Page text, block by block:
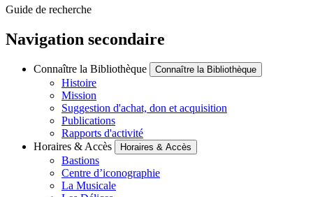
Guide de recherche
Navigation secondaire
Connaître la Bibliothèque Connaître la Bibliothèque
Histoire
Mission
Suggestion d'achat, don et acquisition
Publications
Rapports d'activité
Horaires & Accès
Horaires & Accès
Bastions
Centre d’iconographie
La Musicale